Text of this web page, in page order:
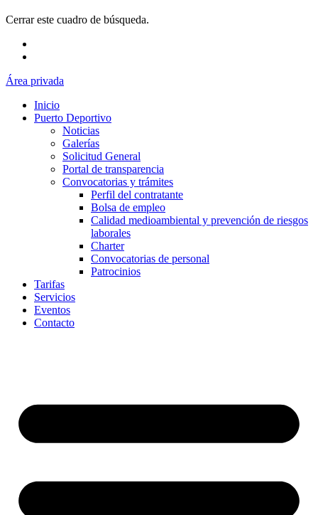
Cerrar este cuadro de búsqueda.
Área privada
Inicio
Puerto Deportivo
Noticias
Galerías
Solicitud General
Portal de transparencia
Convocatorias y trámites
Perfil del contratante
Bolsa de empleo
Calidad medioambiental y prevención de riesgos
laborales
Charter
Convocatorias de personal
Patrocinios
Tarifas
Servicios
Eventos
Contacto